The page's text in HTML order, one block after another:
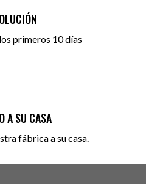
primeros 10 días
A SU CASA
fábrica a su casa.